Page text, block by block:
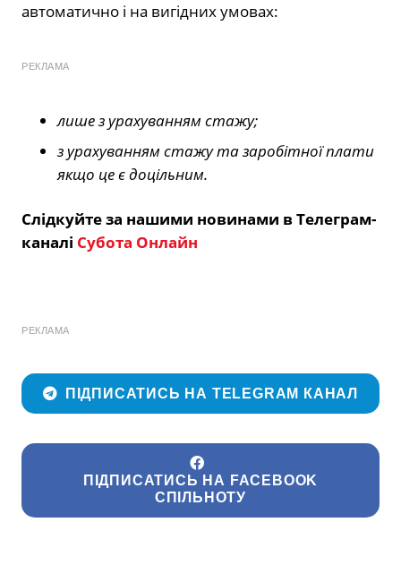
автоматично і на вигідних умовах:
РЕКЛАМА
лише з урахуванням стажу;
з урахуванням стажу та заробітної плати
якщо це є доцільним.
Слідкуйте за нашими новинами в Телеграм-
каналі Субота Онлайн
РЕКЛАМА
ПІДПИСАТИСЬ НА TELEGRAM КАНАЛ
ПІДПИСАТИСЬ НА FACEBOOK
СПІЛЬНОТУ